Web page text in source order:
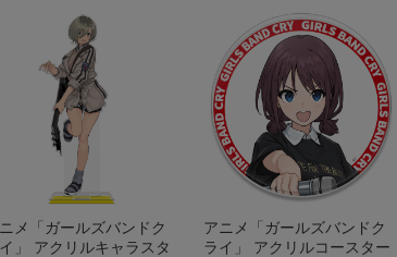
メ「ガールズバンドク
」 アクリルキャラスタ
アニメ「ガールズバンドク
ライ」 アクリルコースター